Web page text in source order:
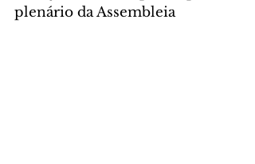
plenário da Assembleia